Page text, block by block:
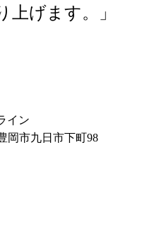
上げます。」
イン
岡市九日市下町98